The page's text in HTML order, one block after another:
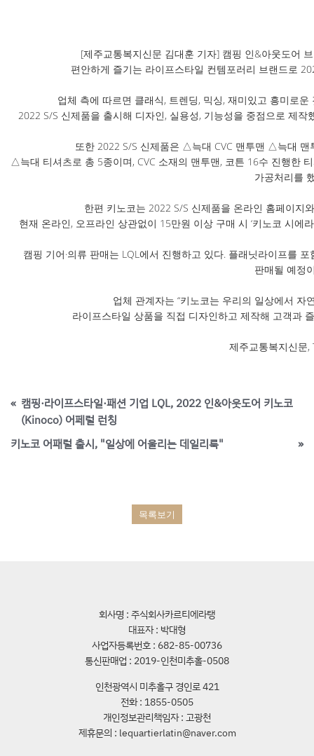
[제주교통복지신문 김대훈 기자] 캠핑 인&아웃도어
편안하게 즐기는 라이프스타일 컨템포러리 브랜드로
업체 측에 따르면 클래식, 트렌딩, 믹싱, 재미있고 흥미로
2022 S/S 신제품을 출시해 디자인, 실용성, 기능성을 중점으로 제
또한 2022 S/S 신제품은 △늑대 CVC 맨투맨 △늑대
△늑대 티셔츠로 총 5종이며, CVC 소재의 맨투맨, 코튼 16수 진행한
가공처리를
한편 키노코는 2022 S/S 신제품을 온라인 홈페이지
현재 온라인, 오프라인 상관없이 15만원 이상 구매 시 ‘키노코 시에
캠핑 기어·의류 판매는 LQL에서 진행하고 있다. 플래닛라이프를
판매될 예정
업체 관계자는 “키노코는 우리의 일상에서 자
라이프스타일 상품을 직접 디자인하고 제작해 고객과
제주교통복지신문,
« 캠핑·라이프스타일·패션 기업 LQL, 2022 인&아웃도어 키노코
(Kinoco) 어페럴 런칭
키노코 어패럴 출시, "일상에 어울리는 데일리룩"
»
목록보기
회사명 : 주식회사카르티에라탱
대표자 : 박대형
사업자등록번호 : 682-85-00736
통신판매업 : 2019-인천미추홀-0508
인천광역시 미추홀구 경인로 421
전화 : 1855-0505
개인정보관리책임자 : 고광천
제휴문의 : lequartierlatin@naver.com